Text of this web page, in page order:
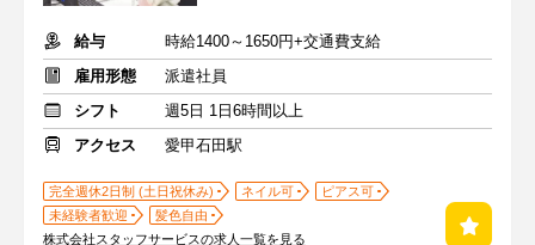
給与
時給1400～1650円+交通費支給
雇用形態
派遣社員
シフト
週5日 1日6時間以上
アクセス
愛甲石田駅
完全週休2日制 (土日祝休み) ネイル可
ピアス可
未経験者歓迎
髪色自由
株式会社スタッフサービスの求人一覧を見る